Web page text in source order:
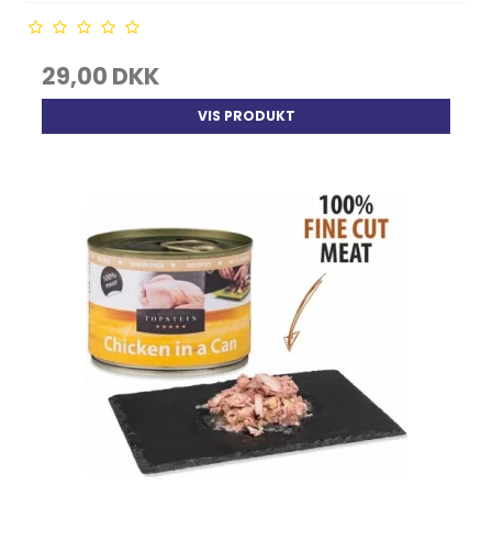
29,00 DKK
VIS PRODUKT